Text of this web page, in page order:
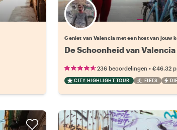
Kies jouw favoriete local
Geniet van Valencia met een host van jouw
De Schoonheid van
236 beoordelingen •€46.32
CITY HIGHLIGHT TOUR FIETS